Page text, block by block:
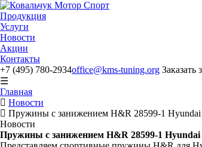
Продукция
Услуги
Новости
Акции
Контакты
+7 (495) 780-2934office@kms-tuning.org Заказать
☰
Главная
Новости
Пружины с занижением H&R 28599-1
Новости
Пружины с занижением H&R 28599-1 Hyundai